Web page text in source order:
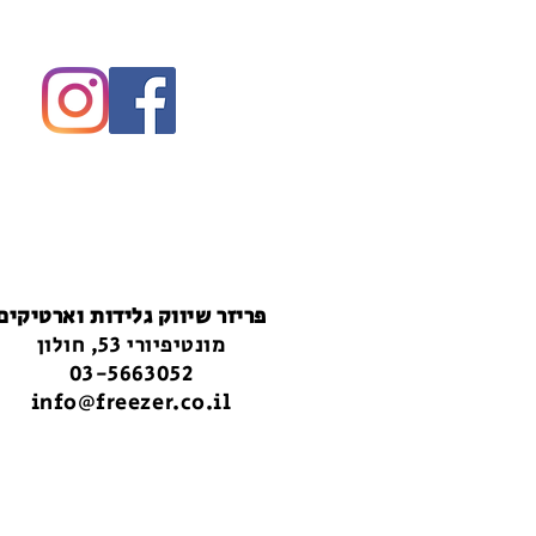
פריזר שיווק גלידות
מונטיפיורי 53, חולון
03-5663052
info@freezer.co.il